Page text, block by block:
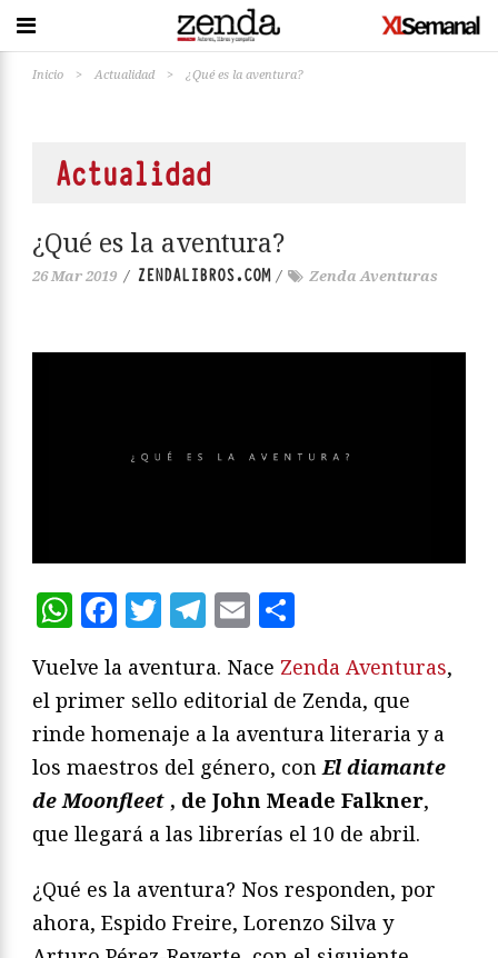
Inicio > Actualidad > ¿Qué es la aventura?
Actualidad
¿Qué es la aventura?
26 Mar 2019 / ZENDALIBROS.COM/ Zenda Aventuras
WhatsApp
Facebook
Twitter
Telegram
Email
Vuelve la aventura. Nace Zenda Aventuras,
el primer sello editorial de Zenda, que
rinde homenaje a la aventura literaria y a
los maestros del género, conEl diamante
de Moonfleet , de John Meade Falkner,
que llegará a las librerías el 10 de abril.
¿Qué es la aventura? Nos responden, por
ahora, Espido Freire, Lorenzo Silva y